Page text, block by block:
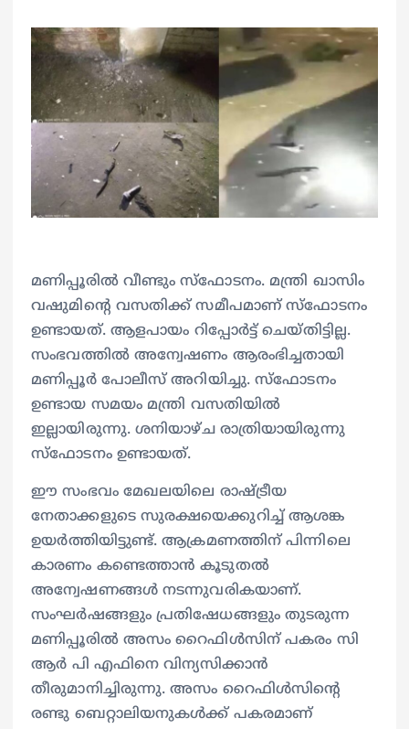
മണിപ്പൂരിൽ വീണ്ടും സ്ഫോടനം. മന്ത്രി ഖാസിം
വഷുമിൻ്റെ വസതിക്ക് സമീപമാണ് സ്ഫോടനം
ഉണ്ടായത്. ആളപായം റിപ്പോർട്ട് ചെയ്തിട്ടില്ല.
സംഭവത്തിൽ അന്വേഷണം ആരംഭിച്ചതായി
മണിപ്പൂർ പോലീസ് അറിയിച്ചു. സ്‌ഫോടനം
ഉണ്ടായ സമയം മന്ത്രി വസതിയില്‍
ഇല്ലായിരുന്നു. ശനിയാഴ്ച രാത്രിയായിരുന്നു
സ്‌ഫോടനം ഉണ്ടായത്.
ഈ സംഭവം മേഖലയിലെ രാഷ്ട്രീയ
നേതാക്കളുടെ സുരക്ഷയെക്കുറിച്ച് ആശങ്ക
ഉയർത്തിയിട്ടുണ്ട്. ആക്രമണത്തിന് പിന്നിലെ
കാരണം കണ്ടെത്താൻ കൂടുതൽ
അന്വേഷണങ്ങൾ നടന്നുവരികയാണ്.
സംഘർഷങ്ങളും പ്രതിഷേധങ്ങളും തുടരുന്ന
മണിപ്പൂരിൽ അസം റൈഫിൾസിന് പകരം സി
ആർ പി എഫിനെ വിന്യസിക്കാൻ
തീരുമാനിച്ചിരുന്നു. അസം റൈഫിൾസിന്റെ
രണ്ടു ബെറ്റാലിയനുകൾക്ക് പകരമാണ്